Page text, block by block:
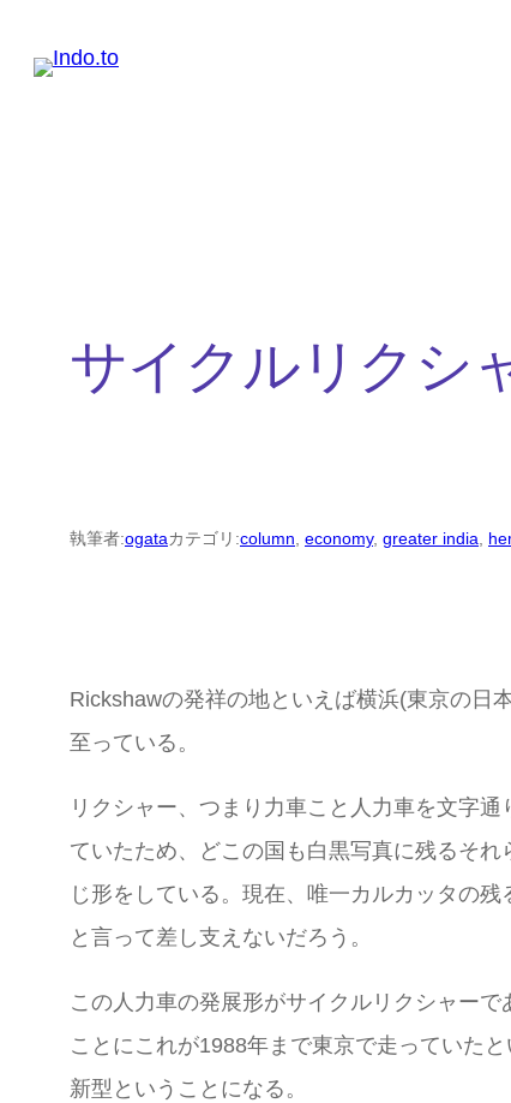
サイクルリクシ
執筆者:ogataカテゴリ:column, economy, greater india,
Rickshawの発祥の地といえば横浜(東京の日
至っている。
リクシャー、つまり力車こと人力車を文字
ていたため、どこの国も白黒写真に残るそ
じ形をしている。現在、唯一カルカッタの
と言って差し支えないだろう。
この人力車の発展形がサイクルリクシャー
ことにこれが1988年まで東京で走っていた
新型ということになる。